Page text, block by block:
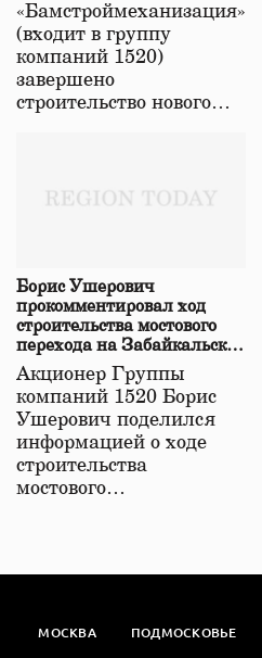
«Бамстроймеханизация»
(входит в группу
компаний 1520)
завершено
строительство нового…
Борис Ушерович
прокомментировал ход
строительства мостового
перехода на Забайкальской
железной дороге
Акционер Группы
компаний 1520 Борис
Ушерович поделился
информацией о ходе
строительства
мостового…
МОСКВА ПОДМОСКОВЬЕ